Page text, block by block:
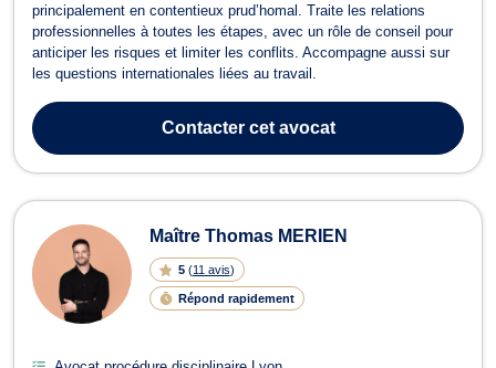
principalement en contentieux prud’homal. Traite les relations
professionnelles à toutes les étapes, avec un rôle de conseil pour
anticiper les risques et limiter les conflits. Accompagne aussi sur
les questions internationales liées au travail.
Contactercet avocat
Maître Thomas MERIEN
5 (11 avis)
Répond rapidement